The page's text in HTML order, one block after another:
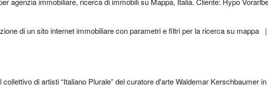
di un sito internet immobiliare con parametri e filtri per la ricerca su mappa |